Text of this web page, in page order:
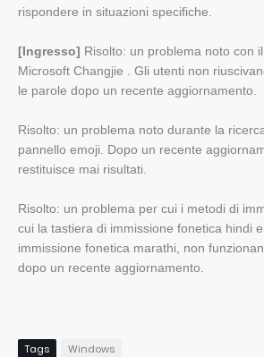
rispondere in situazioni specifiche.
[Ingresso] Risolto: un problema noto con
Microsoft Changjie . Gli utenti non
le parole dopo un recente aggiornamento.
Risolto: un problema noto durante la
pannello emoji. Dopo un recente
restituisce mai risultati.
​​​​​​​Risolto: un problema per cui i metodi di
cui la tastiera di immissione fonetica hindi
immissione fonetica marathi, non
dopo un recente aggiornamento.
Tags Windows